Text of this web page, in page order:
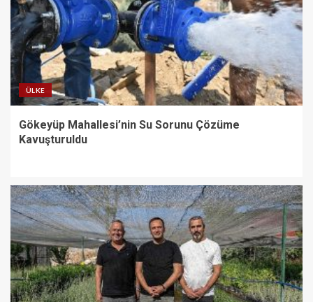
ÜLKE
Gökeyüp Mahallesi’nin Su Sorunu Çözüme
Kavuşturuldu